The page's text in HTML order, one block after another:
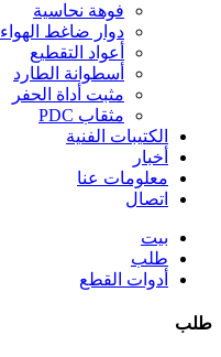
فوهة نحاسية
دوار ضاغط الهواء
أعواد التقطيع
أسطوانة الطارد
مثبت أداة الحفر
مثقاب PDC
الكتيبات الفنية
أخبار
معلومات عنا
اتصال
بيت
طلب
أدوات القطع
طلب